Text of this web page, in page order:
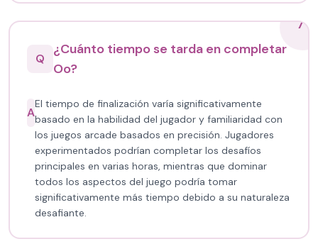
7
Q
¿Cuánto tiempo se tarda en completar
Oo?
A
El tiempo de finalización varía significativamente
basado en la habilidad del jugador y familiaridad con
los juegos arcade basados en precisión. Jugadores
experimentados podrían completar los desafíos
principales en varias horas, mientras que dominar
todos los aspectos del juego podría tomar
significativamente más tiempo debido a su naturaleza
desafiante.